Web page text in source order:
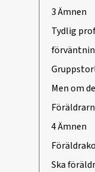
3 Ämnen
Tydlig
Men om
4 Ämnen
Ska